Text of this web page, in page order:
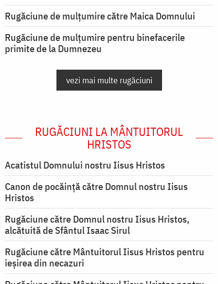
Rugăciune de mulţumire către Maica Domnului
Rugăciune de mulțumire pentru binefacerile
primite de la Dumnezeu
vezi mai multe rugăciuni
RUGĂCIUNI LA MÂNTUITORUL
HRISTOS
Acatistul Domnului nostru Iisus Hristos
Canon de pocăință către Domnul nostru Iisus
Hristos
Rugăciune către Domnul nostru Iisus Hristos,
alcătuită de Sfântul Isaac Sirul
Rugăciune către Mântuitorul Iisus Hristos pentru
ieşirea din necazuri